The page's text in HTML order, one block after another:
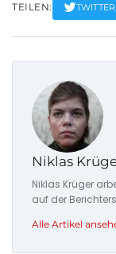
TEILEN: TWITTER
Niklas
Niklas Krüger
auf der
Alle Artikel